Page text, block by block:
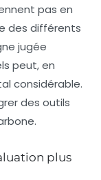
pas en
des différents
jugée
peut, en
considérable.
des outils
plus